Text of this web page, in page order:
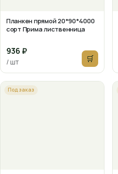
Планкен прямой 20*90*4000
сорт Прима лиственница
936 ₽
/ шт 🛒
Под заказ